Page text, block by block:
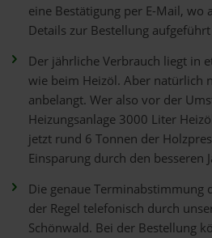
eine Bestätigung per E-Mail, wo
Details zur Bestellung
Der jährliche Verbrauch liegt in
wie beim Heizöl. Aber natürlich
anbelangt. Wer also vor der
Heizungsanlage 3000 Liter
jetzt rund 6 Tonnen der
Einsparung durch den besseren
Die genaue Terminabstimmung
der Regel telefonisch durch
Schönwald. Bei der Bestellung